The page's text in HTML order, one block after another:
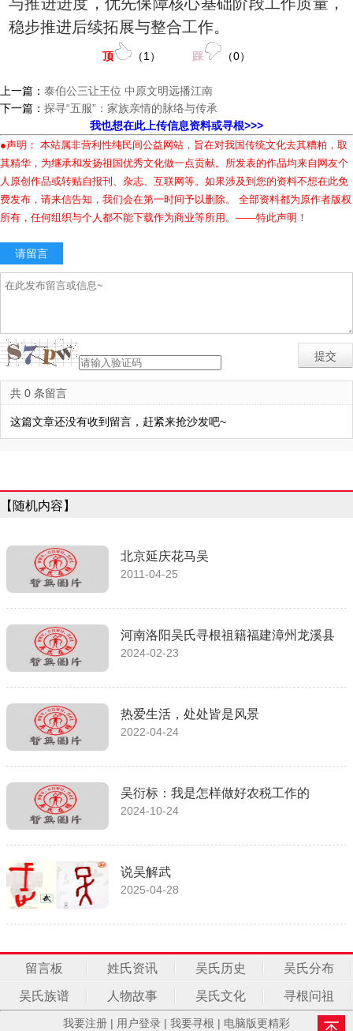
稳步推进后续拓展与整合工作。
顶 （1） 踩 （0）
上一篇： 泰伯公三让王位 中原文明远播江南
下一篇： 探寻“五服”：家族亲情的脉络与传承
我也想在此上传信息资料或寻根>>>
●声明： 本站属非营利性纯民间公益网站，旨在对我国传统文化去其糟粕，取
其精华，为继承和发扬祖国优秀文化做一点贡献。所发表的作品均来自网友个
人原创作品或转贴自报刊、杂志、互联网等。如果涉及到您的资料不想在此免
费发布，请来信告知，我们会在第一时间予以删除。 全部资料都为原作者版权
所有，任何组织与个人都不能下载作为商业等所用。——特此声明！
请留言
共 0 条留言
这篇文章还没有收到留言，赶紧来抢沙发吧~
【随机内容】
北京延庆花马吴
2011-04-25
河南洛阳吴氏寻根祖籍福建漳州龙溪县
2024-02-23
热爱生活，处处皆是风景
2022-04-24
吴衍标：我是怎样做好农税工作的
2024-10-24
说吴解武
2025-04-28
留言板 姓氏资讯 吴氏历史 吴氏分布
吴氏族谱 人物故事 吴氏文化 寻根问祖
我要注册 | 用户登录 | 我要寻根 | 电脑版更精彩